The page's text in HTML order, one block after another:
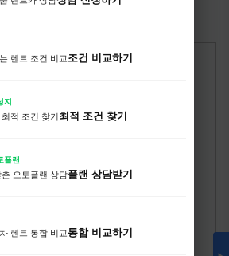
렌트 조건 비교조건 비교하기
지
적 조건 찾기최적 조건 찾기
플랜
춘 오토플랜 상담플랜 상담받기
렌트 통합 비교통합 비교하기